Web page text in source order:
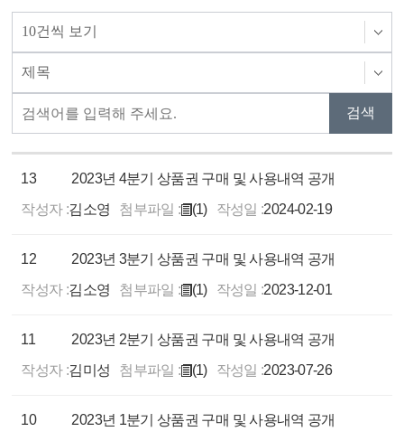
13
2023년 4분기 상품권 구매 및 사용내역 공개
작성자 :김소영 첨부파일 : (1) 작성일 :2024-02-19
12
2023년 3분기 상품권 구매 및 사용내역 공개
작성자 :김소영 첨부파일 : (1) 작성일 :2023-12-01
11
2023년 2분기 상품권 구매 및 사용내역 공개
작성자 :김미성 첨부파일 : (1) 작성일 :2023-07-26
10
2023년 1분기 상품권 구매 및 사용내역 공개